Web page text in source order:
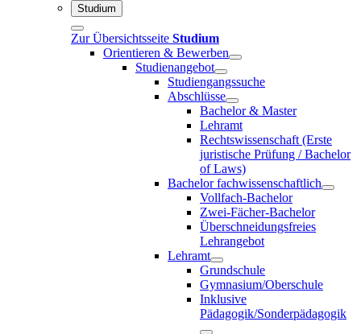
Studium
Zur Übersichtsseite Studium
Orientieren & Bewerben
Studienangebot
Studiengangssuche
Abschlüsse
Bachelor & Master
Lehramt
Rechtswissenschaft (Erste
juristische Prüfung / Bachelor
of Laws)
Bachelor fachwissenschaftlich
Vollfach-Bachelor
Zwei-Fächer-Bachelor
Überschneidungsfreies
Lehrangebot
Lehramt
Grundschule
Gymnasium/Oberschule
Inklusive
Pädagogik/Sonderpädagogik